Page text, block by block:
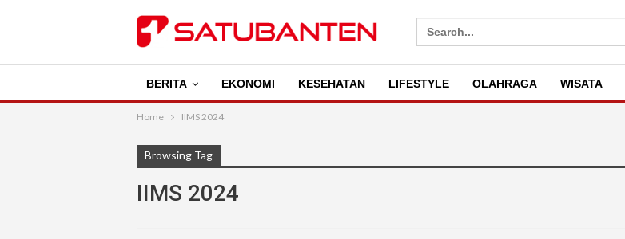
Search
for:
BERITA EKONOMI KESEHATAN LIFESTYLE OLAHRAGA WISATA
Home IIMS 2024
Browsing Tag
IIMS 2024